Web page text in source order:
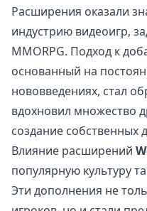
Расширения оказали
индустрию видеоигр,
MMORPG. Подход к
основанный на
нововведениях, стал
вдохновил множество
создание собственных
Влияние расширений
популярную культуру
Эти дополнения не